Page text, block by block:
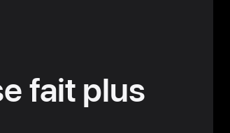
fait plus